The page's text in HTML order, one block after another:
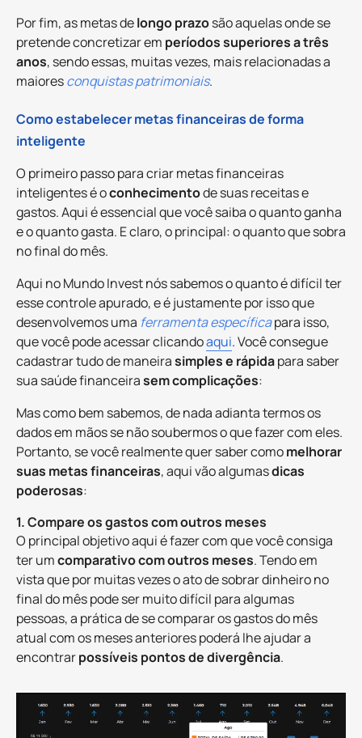
Por fim, as metas delongo prazosão aquelas onde se
pretende concretizar em períodos superiores a três
anos, sendo essas, muitas vezes, mais relacionadas a
maioresconquistas patrimoniais.
Como estabelecer metas financeiras de forma
inteligente
O primeiro passo para criar metas financeiras
inteligentes é oconhecimentode suas receitas e
gastos. Aqui é essencial que você saiba o quanto ganha
e o quanto gasta. E claro, o principal: o quanto que sobra
no final do mês.
Aqui no Mundo Invest nós sabemos o quanto é difícil ter
esse controle apurado, e é justamente por isso que
desenvolvemos uma ferramenta específicapara isso,
que você pode acessar clicandoaqui. Você consegue
cadastrar tudo de maneirasimples e rápidapara saber
sua saúde financeirasem complicações:
Mas como bem sabemos, de nada adianta termos os
dados em mãos se não soubermos o que fazer com eles.
Portanto, se você realmente quer saber comomelhorar
suas metas financeiras, aqui vão algumasdicas
poderosas:
1. Compare os gastos com outros meses
O principal objetivo aqui é fazer com que você consiga
ter umcomparativo com outros meses. Tendo em
vista que por muitas vezes o ato de sobrar dinheiro no
final do mês pode ser muito difícil para algumas
pessoas, a prática de se comparar os gastos do mês
atual com os meses anteriores poderá lhe ajudar a
encontrarpossíveis pontos de divergência.